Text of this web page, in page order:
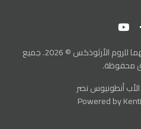
أبرشيّة طرابلس والكورة وتوابعهما للروم الأرثوذكس © 2026. جميع
محفوظة.
الأب أنطونيوس نصر
Powered by